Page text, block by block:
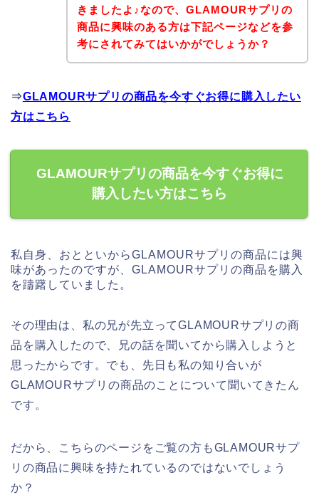
きましたよ♪なので、GLAMOURサプリの
商品に興味のある方は下記ページなどを参
考にされてみてはいかがでしょうか？
⇒GLAMOURサプリの商品を今すぐお得に購入したい
方はこちら
GLAMOURサプリの商品を今すぐお得に
購入したい方はこちら
私自身、おとといからGLAMOURサプリの商品には興
味があったのですが、GLAMOURサプリの商品を購入
を躊躇していました。
その理由は、私の兄が先立ってGLAMOURサプリの商
品を購入したので、兄の話を聞いてから購入しようと
思ったからです。でも、先日も私の知り合いが
GLAMOURサプリの商品のことについて聞いてきたん
です。
だから、こちらのページをご覧の方もGLAMOURサプ
リの商品に興味を持たれているのではないでしょう
か？